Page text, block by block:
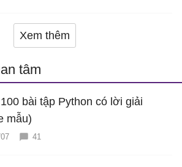
Xem thêm
tâm
bài tập Python có lời giải
mẫu)
41